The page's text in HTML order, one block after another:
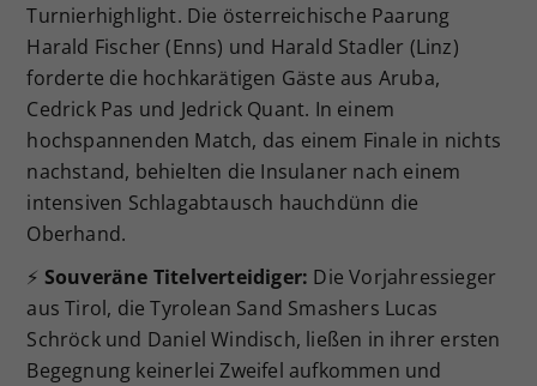
Turnierhighlight. Die österreichische Paarung
Harald Fischer (Enns) und Harald Stadler (Linz)
forderte die hochkarätigen Gäste aus Aruba,
Cedrick Pas und Jedrick Quant. In einem
hochspannenden Match, das einem Finale in nichts
nachstand, behielten die Insulaner nach einem
intensiven Schlagabtausch hauchdünn die
Oberhand.
⚡ Souveräne Titelverteidiger: Die Vorjahressieger
aus Tirol, die Tyrolean Sand Smashers Lucas
Schröck und Daniel Windisch, ließen in ihrer ersten
Begegnung keinerlei Zweifel aufkommen und